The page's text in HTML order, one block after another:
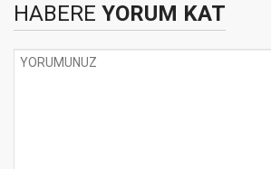
HABERE YORUM KAT